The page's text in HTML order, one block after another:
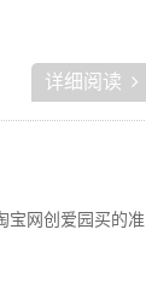
详细阅读
宝网创爱园买的准